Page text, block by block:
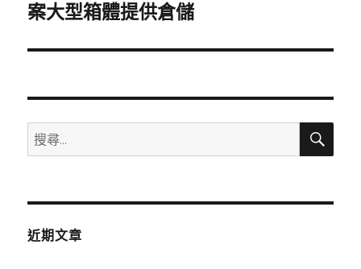
一
文
案大型箱體提供倉儲
搜
尋
鍵
搜
近期文章